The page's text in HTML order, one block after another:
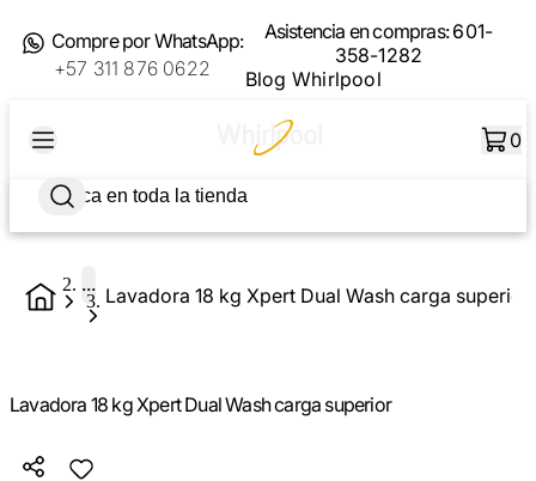
Compre por WhatsApp:
+57 311 876 0622
Asistencia en compras:601-
358-1282
Blog Whirlpool
0
... Lavadora 18 kg Xpert Dual Wash carga superior
Lavadora 18 kg Xpert Dual Wash carga superior